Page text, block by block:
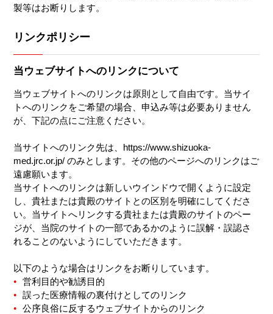
製等はお断りします。
リンクポリシー
当ウェブサイトへのリンクについて
当ウェブサイトへのリンクは原則として自由です。当サイ
トへのリンクをご希望の場合、申込み等は必要ありません
が、下記の点にご注意ください。
当サイトへのリンク先は、https://www.shizuoka-
med.jrc.or.jp/ のみとします。その他のページへのリンクはご
遠慮願います。
当サイトへのリンクは新しいウインドウで開くように設定
し、貴社または貴殿のサイトとの区別を明確にしてくださ
い。当サイトへリンクする貴社または貴殿のサイトのペー
ジが、当院のサイトの一部であるかのように誤解・誤認さ
れることのないようにしていただきます。
以下のような場合はリンクをお断りしています。
営利目的や勧誘目的
誤った医療情報の裏付けとしてのリンク
公序良俗に反するウェブサイトからのリンク